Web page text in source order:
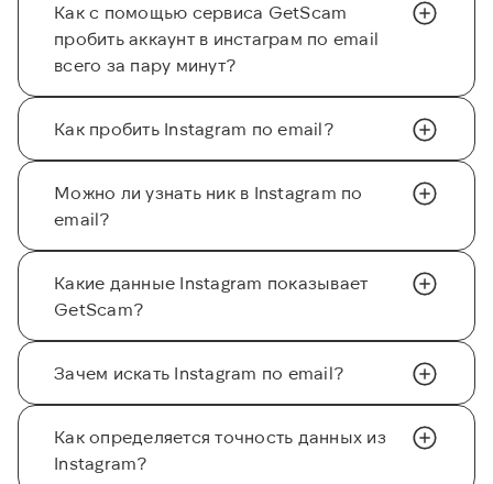
Как с помощью сервиса GetScam
пробить аккаунт в инстаграм по email
всего за пару минут?
Как пробить Instagram по email?
Можно ли узнать ник в Instagram по
email?
Какие данные Instagram показывает
GetScam?
Зачем искать Instagram по email?
Как определяется точность данных из
Instagram?